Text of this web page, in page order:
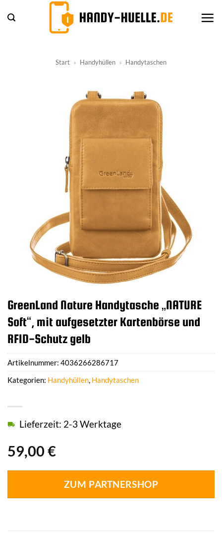
Inhalt
Start » Handyhüllen » Handytaschen
GreenLand Nature Handytasche „NATURE
Soft“, mit aufgesetzter Kartenbörse und
RFID-Schutz gelb
59,00 €
Lieferzeit: 2-3 Werktage
ZUM PARTNERSHOP
Artikelnummer: 4036266286717
Kategorien: Handyhüllen, Handytaschen